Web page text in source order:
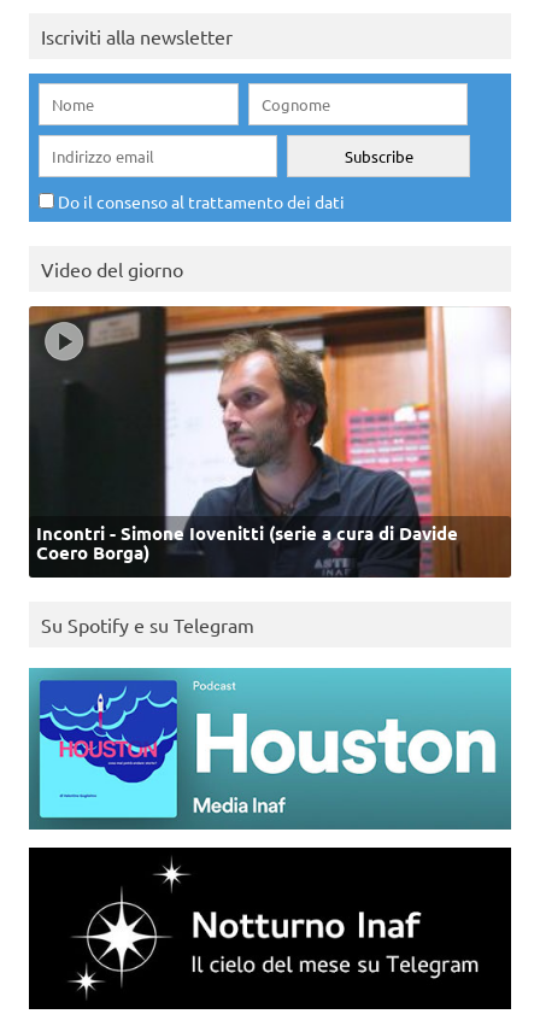
Iscriviti alla newsletter
Do il consenso al trattamento dei dati
Video del giorno
Incontri - Simone Iovenitti (serie a cura di Davide
Coero Borga)
Su Spotify e su Telegram